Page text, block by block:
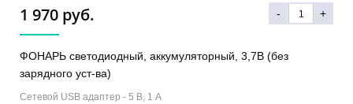
1 970 руб. - +
ФОНАРЬ светодиодный, аккумуляторный, 3,7В (без
зарядного уст-ва)
Сетевой USB адаптер - 5 В, 1 А